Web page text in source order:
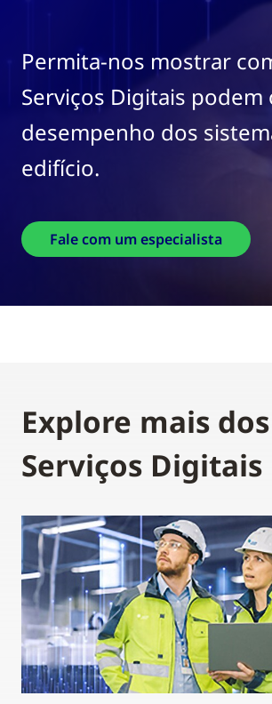
Permita-nos mostrar
Serviços Digitais podem
desempenho dos
edifício.
Fale com um especialista
Explore mais
Serviços Digitais